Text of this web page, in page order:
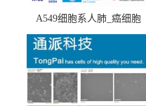
A549细胞系人肺_癌细胞
(A549细胞)